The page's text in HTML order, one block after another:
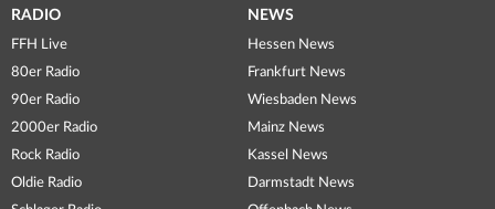
RADIO
FFH Live
80er Radio
90er Radio
2000er Radio
Rock Radio
Oldie Radio
NEWS
Hessen News
Frankfurt News
Wiesbaden News
Mainz News
Kassel News
Darmstadt News